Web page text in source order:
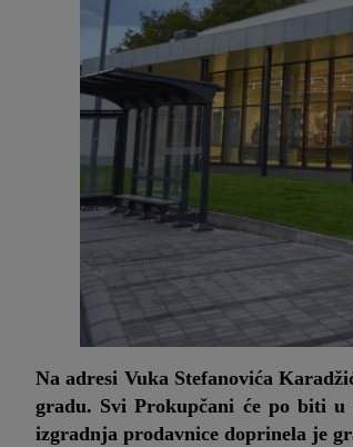
Na adresi Vuka Stefanovića
gradu. Svi Prokupčani će po biti
izgradnja prodavnice doprinela je